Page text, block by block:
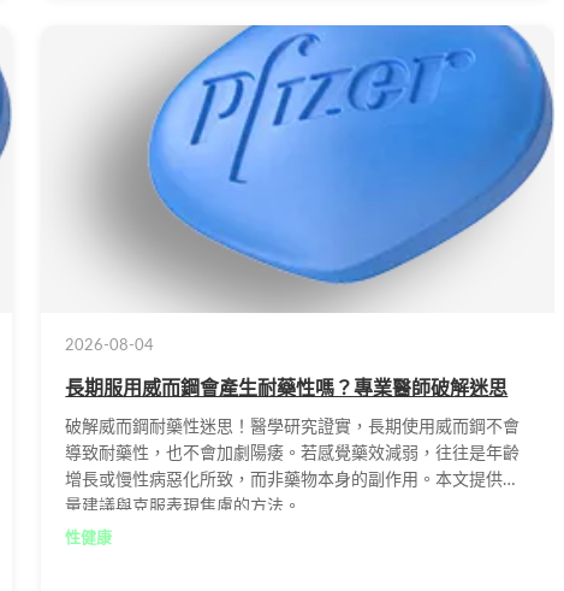
2026-08-04
長期服用威而鋼會產生耐藥性嗎？專業醫師破解迷思
破解威而鋼耐藥性迷思！醫學研究證實，長期使用威而鋼不會
導致耐藥性，也不會加劇陽痿。若感覺藥效減弱，往往是年齡
增長或慢性病惡化所致，而非藥物本身的副作用。本文提供劑
量建議與克服表現焦慮的方法。
性健康